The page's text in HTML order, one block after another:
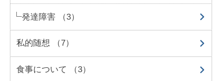
発達障害 （3）
私的随想 （7）
食事について （3）